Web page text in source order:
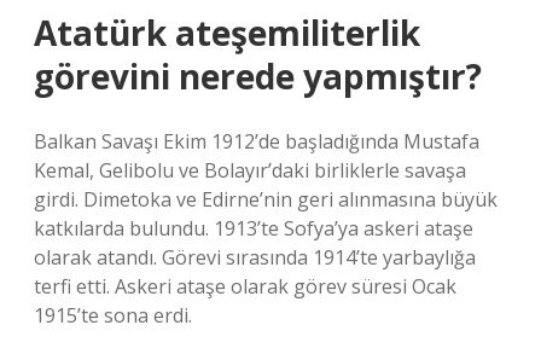
Atatürk ateşemiliterlik
görevini nerede yapmıştır?
Balkan Savaşı Ekim 1912’de başladığında Mustafa
Kemal, Gelibolu ve Bolayır’daki birliklerle savaşa
girdi. Dimetoka ve Edirne’nin geri alınmasına büyük
katkılarda bulundu. 1913’te Sofya’ya askeri ataşe
olarak atandı. Görevi sırasında 1914’te yarbaylığa
terfi etti. Askeri ataşe olarak görev süresi Ocak
1915’te sona erdi.